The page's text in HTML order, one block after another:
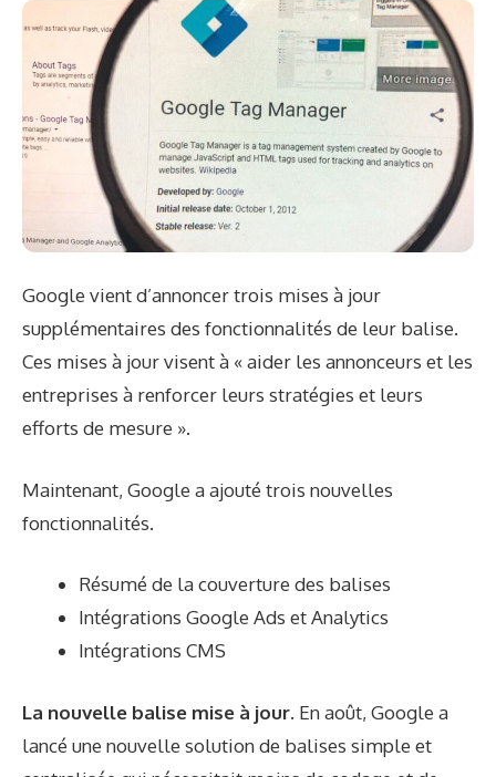
Google vient d’annoncer trois mises à jour
supplémentaires des fonctionnalités de leur balise.
Ces mises à jour visent à « aider les annonceurs et les
entreprises à renforcer leurs stratégies et leurs
efforts de mesure ».
Maintenant, Google a ajouté trois nouvelles
fonctionnalités.
Résumé de la couverture des balises
Intégrations Google Ads et Analytics
Intégrations CMS
La nouvelle balise mise à jour. En août, Google a
lancé une nouvelle solution de balises simple et